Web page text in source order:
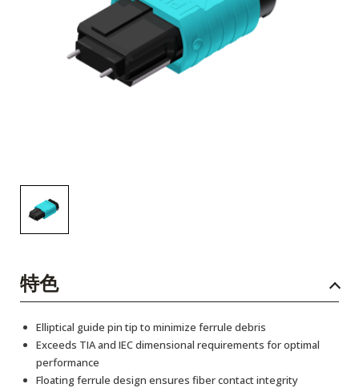
特色
Elliptical guide pin tip to minimize ferrule debris
Exceeds TIA and IEC dimensional requirements for optimal
performance
Floating ferrule design ensures fiber contact integrity